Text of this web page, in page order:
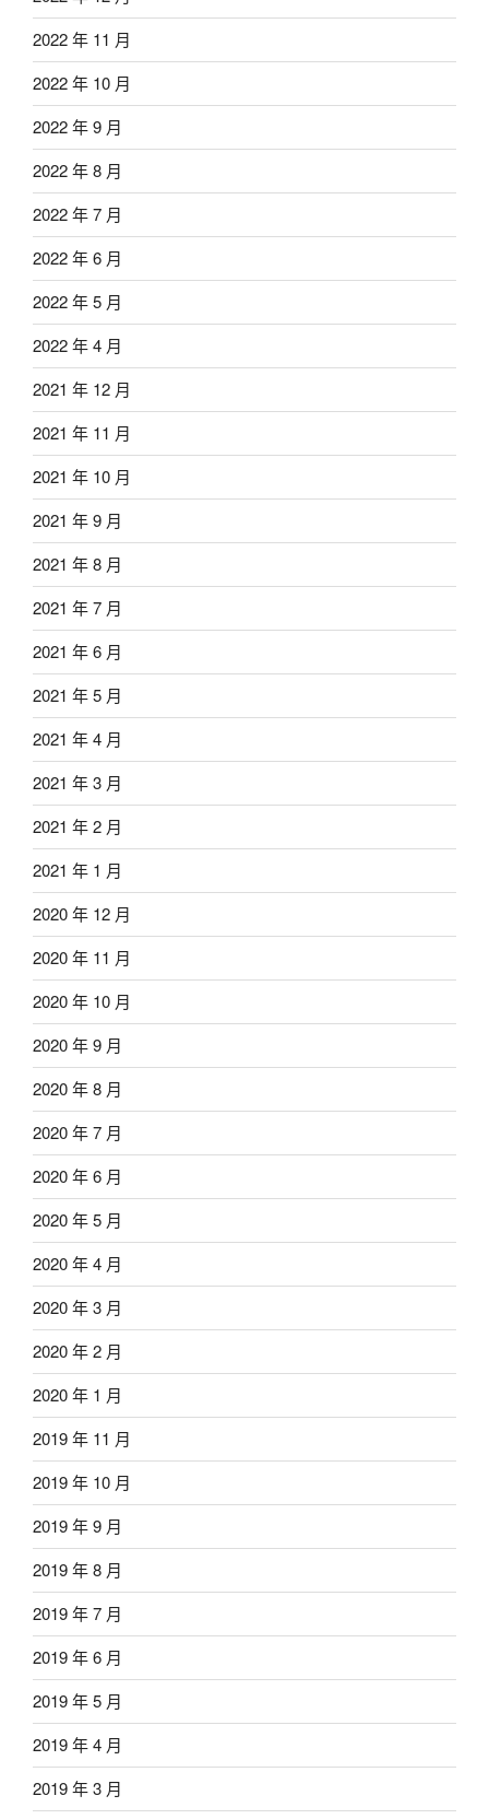
2022 年 11 月
2022 年 10 月
2022 年 9 月
2022 年 8 月
2022 年 7 月
2022 年 6 月
2022 年 5 月
2022 年 4 月
2021 年 12 月
2021 年 11 月
2021 年 10 月
2021 年 9 月
2021 年 8 月
2021 年 7 月
2021 年 6 月
2021 年 5 月
2021 年 4 月
2021 年 3 月
2021 年 2 月
2021 年 1 月
2020 年 12 月
2020 年 11 月
2020 年 10 月
2020 年 9 月
2020 年 8 月
2020 年 7 月
2020 年 6 月
2020 年 5 月
2020 年 4 月
2020 年 3 月
2020 年 2 月
2020 年 1 月
2019 年 11 月
2019 年 10 月
2019 年 9 月
2019 年 8 月
2019 年 7 月
2019 年 6 月
2019 年 5 月
2019 年 4 月
2019 年 3 月